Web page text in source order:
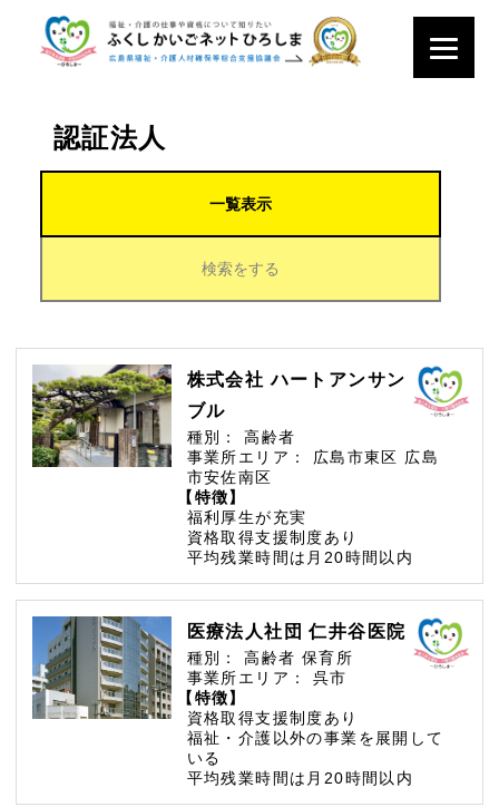
認証法人
一覧表示
検索をする
株式会社 ハートアンサン
ブル
種別：
高齢者
事業所エリア：
広島市東区 広島
市安佐南区
【特徴】
福利厚生が充実
資格取得支援制度あり
平均残業時間は月20時間以内
医療法人社団 仁井谷医院
種別： 高齢者 保育所
事業所エリア：
呉市
【特徴】
資格取得支援制度あり
福祉・介護以外の事業を展開して
いる
平均残業時間は月20時間以内